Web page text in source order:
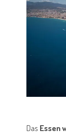
Das Essen